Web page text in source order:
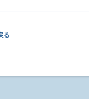
る